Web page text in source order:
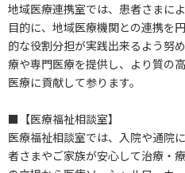
地域医療連携室では、患者さまに
目的に、地域医療機関との連携を
的な役割分担が実践出来るよう努
療や専門医療を提供し、より質の
医療に貢献して参ります。
■【医療福祉相談室】
医療福祉相談室では、入院や通院
者さまやご家族が安心して治療・